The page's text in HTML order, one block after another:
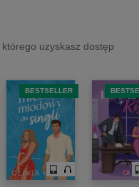
uzyskasz dostęp
BESTSELLER